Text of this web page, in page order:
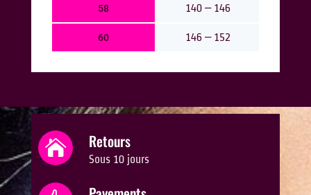
58
60
140 – 146
146 – 152
 Retours
Sous 10 jours